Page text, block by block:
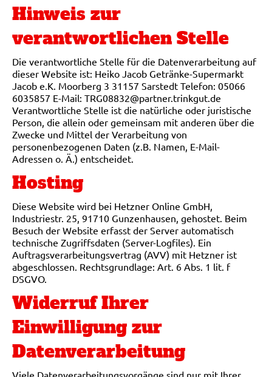
Hinweis zur
verantwortlichen Stelle
Die verantwortliche Stelle für die Datenverarbeitung auf
dieser Website ist: Heiko Jacob Getränke-Supermarkt
Jacob e.K. Moorberg 3 31157 Sarstedt Telefon: 05066
6035857 E-Mail: TRG08832@partner.trinkgut.de
Verantwortliche Stelle ist die natürliche oder juristische
Person, die allein oder gemeinsam mit anderen über die
Zwecke und Mittel der Verarbeitung von
personenbezogenen Daten (z.B. Namen, E-Mail-
Adressen o. Ä.) entscheidet.
Hosting
Diese Website wird bei Hetzner Online GmbH,
Industriestr. 25, 91710 Gunzenhausen, gehostet. Beim
Besuch der Website erfasst der Server automatisch
technische Zugriffsdaten (Server-Logfiles). Ein
Auftragsverarbeitungsvertrag (AVV) mit Hetzner ist
abgeschlossen. Rechtsgrundlage: Art. 6 Abs. 1 lit. f
DSGVO.
Widerruf Ihrer
Einwilligung zur
Datenverarbeitung